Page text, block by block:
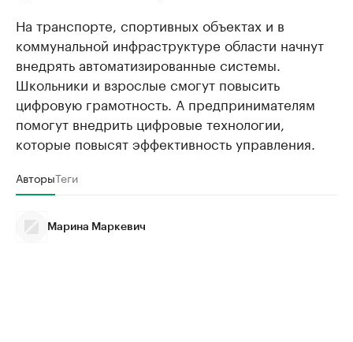
На транспорте, спортивных объектах и в
коммунальной инфраструктуре области начнут
внедрять автоматизированные системы.
Школьники и взрослые смогут повысить
цифровую грамотность. А предпринимателям
помогут внедрить цифровые технологии,
которые повысят эффективность управления.
АвторыТеги
Марина Маркевич